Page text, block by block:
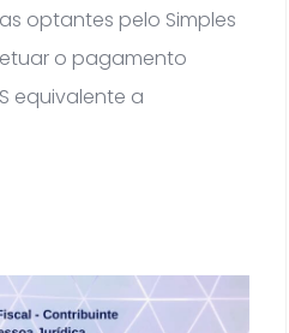
optantes pelo Simples
o pagamento
equivalente a